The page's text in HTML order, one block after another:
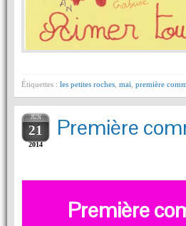
Étiquettes : les petites roches mai première
JUN
21
2014
Première
Première